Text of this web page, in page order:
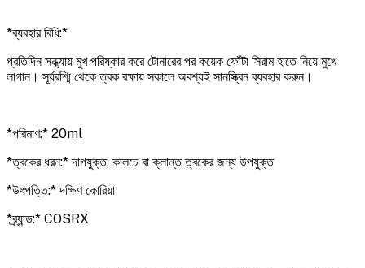
*ব্যবহার বিধি:*
প্রতিদিন সন্ধ্যায় মুখ পরিষ্কার করে টোনারের পর কয়েক ফোঁটা সিরাম হাতে নিয়ে মুখে
লাগান। সূর্যরশ্মি থেকে ত্বক রক্ষায় সকালে অবশ্যই সানস্ক্রিন ব্যবহার করুন।
*পরিমাণ:* 20ml
*ত্বকের ধরন:* দাগযুক্ত, কালচে বা ক্লান্ত ত্বকের জন্য উপযুক্ত
*উৎপত্তি:* দক্ষিণ কোরিয়া
*ব্র্যান্ড:* COSRX